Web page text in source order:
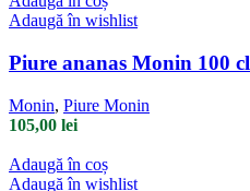
Adaugă în wishlist
Piure ananas Monin 100 cl
Monin, Piure Monin
105,00 lei
Adaugă în coș
Adaugă în wishlist